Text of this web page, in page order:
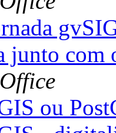
junto
ou